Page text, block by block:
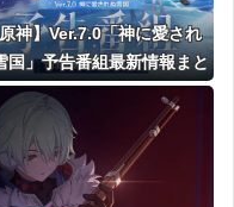
神】Ver.7.0「神に愛され
国」予告番組最新情報まと
め